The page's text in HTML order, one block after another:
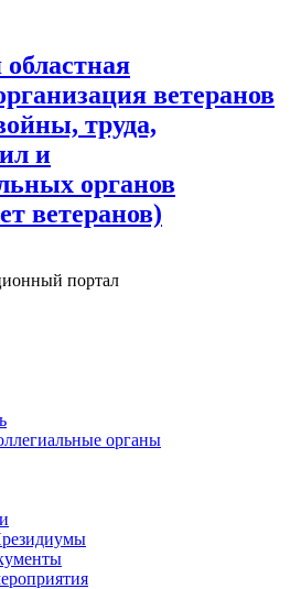
ветеранов
труда,
и
органов
ветеранов)
портал
органы